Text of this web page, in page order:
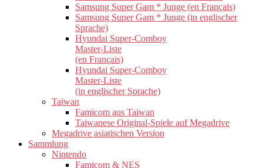
Samsung Super Gam * Junge (en Français)
Samsung Super Gam * Junge (in englischer
Sprache)
Hyundai Super-Comboy
Master-Liste
(en Français)
Hyundai Super-Comboy
Master-Liste
(in englischer Sprache)
Taiwan
Famicom aus Taiwan
Taiwanese Original-Spiele auf Megadrive
Megadrive asiatischen Version
Sammlung
Nintendo
Famicom & NES